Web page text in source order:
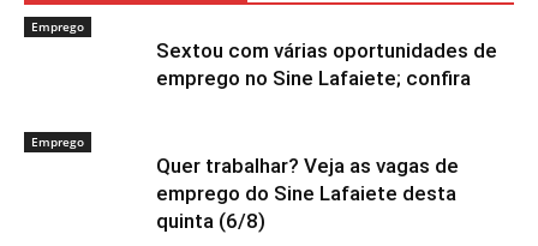
Emprego
Sextou com várias oportunidades de
emprego no Sine Lafaiete; confira
Emprego
Quer trabalhar? Veja as vagas de
emprego do Sine Lafaiete desta
quinta (6/8)